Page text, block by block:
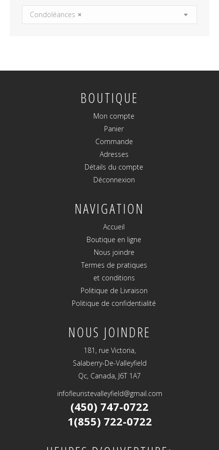
×
Condoléances
BOUTIQUE
Mon compte
Panier
Commande
Adresses
Détails du compte
Déconnexion
NAVIGATION
Accueil
Boutique en ligne
Nous joindre
Termes de pratiques
et conditions
Politique de Livraison
Politique de confidentialité
NOUS JOINDRE
181, rue Victoria,
Salaberry-De-Valleyfield
Qc, Canada, J6T 1A7
infofleuristevalleyfield@gmail.com
(450) 747-0722
1(855) 722-0722